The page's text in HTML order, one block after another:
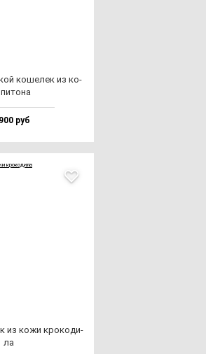
ко­ше­лек из ко­
руб
из ко­жи кро­ко­ди­
ла